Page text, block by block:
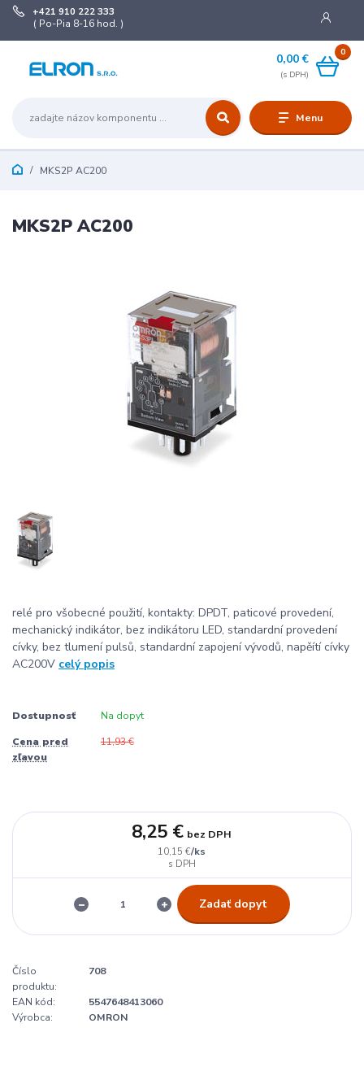
Menu
+421 910 222 333
( Po-Pia 8-16 hod. )
0
0,00 €
MKS2P AC200
MKS2P AC200
relé pro všobecné použití, kontakty: DPDT, paticové provedení,
mechanický indikátor, bez indikátoru LED, standardní provedení
cívky, bez tlumení pulsů, standardní zapojení vývodů, napěítí cívky
AC200V celý popis
Dostupnosť Na dopyt
Cena pred
zľavou
11,93 €
10,15 €/ks
8,25 € bez DPH
Zadať dopyt
Číslo
produktu:
708
EAN kód:
5547648413060
Výrobca:
OMRON